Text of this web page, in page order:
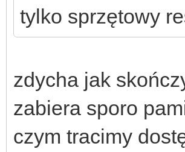
tylko sprzętowy
zdycha jak
zabiera sporo
czym tracimy